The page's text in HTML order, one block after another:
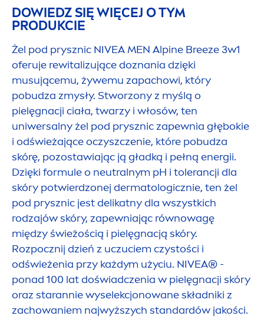
DOWIEDZ SIĘ WIĘCEJ O TYM
PRODUKCIE
Żel pod prysznic NIVEAMEN Alpine Breeze 3w1
oferuje rewitalizujące doznania dzięki
musującemu, żywemu zapachowi, który
pobudza zmysły. Stworzony z myślą o
pielęgnacji ciała, twarzy i włosów, ten
uniwersalny żel pod prysznic zapewnia głębokie
i odświeżające oczyszczenie, które pobudza
skórę, pozostawiając ją gładką i pełną energii.
Dzięki formule o neutralnym pH i tolerancji dla
skóry potwierdzonej dermatologicznie, ten żel
pod prysznic jest delikatny dla wszystkich
rodzajów skóry, zapewniając równowagę
między świeżością i pielęgnacją skóry.
Rozpocznij dzień z uczuciem czystości i
odświeżenia przy każdym użyciu. NIVEA® -
ponad 100 lat doświadczenia w pielęgnacji skóry
oraz starannie wyselekcjonowane składniki z
zachowaniem najwyższych standardów jakości.